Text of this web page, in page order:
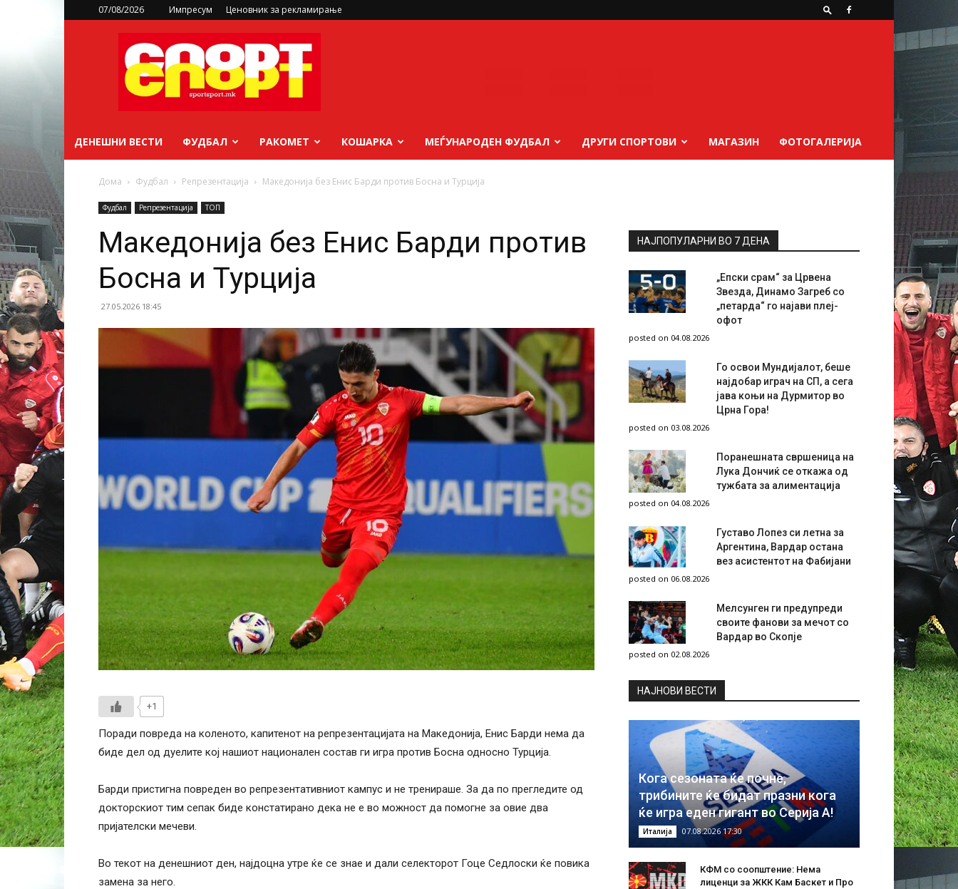
07/08/2026 Импресум Ценовник за рекламирање
sportsport.mk
ДЕНЕШНИ ВЕСТИ ФУДБАЛ РАКОМЕТ КОШАРКА МЕЃУНАРОДЕН ФУДБАЛ ДРУГИ СПОРТОВИ МАГАЗИН ФОТОГАЛЕРИЈА
Дома Фудбал Репрезентација Македонија без Енис Барди против Босна и Турција
Фудбал Репрезентација ТОП
Македонија без Енис Барди против
Босна и Турција
27.05.2026 18:45
+1
Поради повреда на коленото, капитенот на репрезентацијата на Македонија, Енис Барди нема да
биде дел од дуелите кој нашиот национален состав ги игра против Босна односно Турција.
Барди пристигна повреден во репрезентативниот кампус и не тренираше. За да по прегледите од
докторскиот тим сепак биде констатирано дека не е во можност да помогне за овие два
пријателски мечеви.
Во текот на денешниот ден, најдоцна утре ќе се знае и дали селекторот Гоце Седлоски ќе повика
замена за него.
НАЈПОПУЛАРНИ ВО 7 ДЕНА
„Епски срам“ за Црвена
Звезда, Динамо Загреб со
„петарда“ го најави плеј-
офот
posted on 04.08.2026
Го освои Мундијалот, беше
најдобар играч на СП, а сега
јава коњи на Дурмитор во
Црна Гора!
posted on 03.08.2026
Поранешната свршеница на
Лука Дончиќ се откажа од
тужбата за алиментација
posted on 04.08.2026
Густаво Лопез си летна за
Аргентина, Вардар остана
вез асистентот на Фабијани
posted on 06.08.2026
Мелсунген ги предупреди
своите фанови за мечот со
Вардар во Скопје
posted on 02.08.2026
НAЈНОВИ ВЕСТИ
Кога сезоната ќе почне,
трибините ќе бидат празни кога
ќе игра еден гигант во Серија А!
Италија 07.08.2026 17:30
КФМ со соопштение: Нема
лиценци за ЖКК Кам Баскет и Про